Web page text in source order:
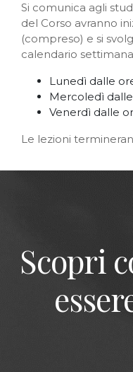
Si comunica agli
del Corso avranno
(compreso) e si
calendario
Lunedì dalle
Mercoledì dalle
Venerdì dalle
Le lezioni
Scopri